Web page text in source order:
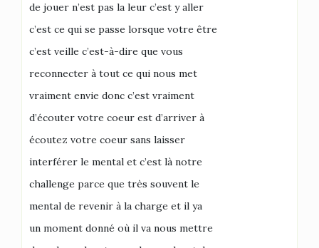
de jouer n’est pas la leur c’est y aller
c’est ce qui se passe lorsque votre être
c’est veille c’est-à-dire que vous
reconnecter à tout ce qui nous met
vraiment envie donc c’est vraiment
d’écouter votre coeur est d’arriver à
écoutez votre coeur sans laisser
interférer le mental et c’est là notre
challenge parce que très souvent le
mental de revenir à la charge et il ya
un moment donné où il va nous mettre